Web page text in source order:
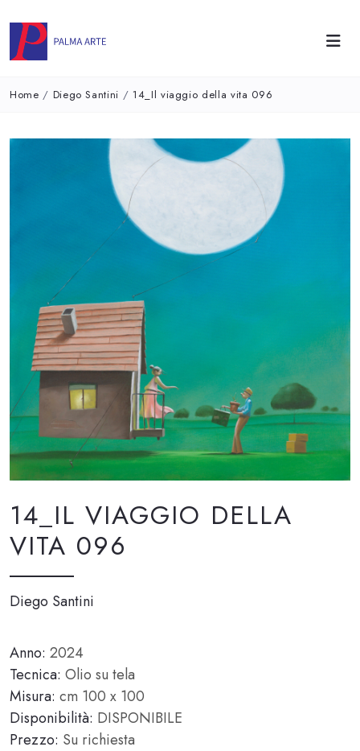
Home / Diego Santini / 14_Il viaggio della vita 096
14_IL VIAGGIO DELLA
VITA 096
Diego Santini
Anno: 2024
Tecnica: Olio su tela
Misura: cm 100 x 100
Disponibilità: DISPONIBILE
Prezzo: Su richiesta